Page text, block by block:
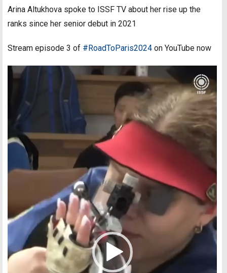
Arina Altukhova spoke to ISSF TV about her rise up the
ranks since her senior debut in 2021
Stream episode 3 of #RoadToParis2024 on YouTube now
Видеоплеер